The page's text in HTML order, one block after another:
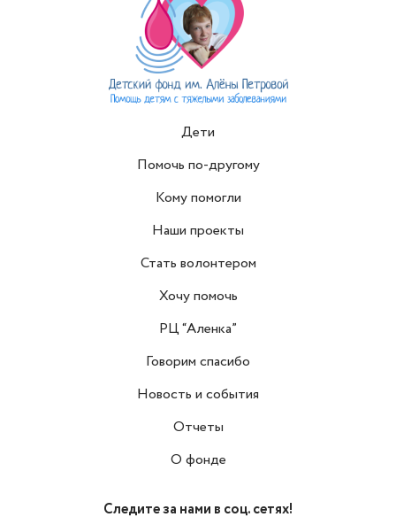
Дети
Помочь по-другому
Кому помогли
Наши проекты
Стать волонтером
Хочу помочь
РЦ “Аленка”
Говорим спасибо
Новость и события
Отчеты
О фонде
Следите за нами в соц. сетях!